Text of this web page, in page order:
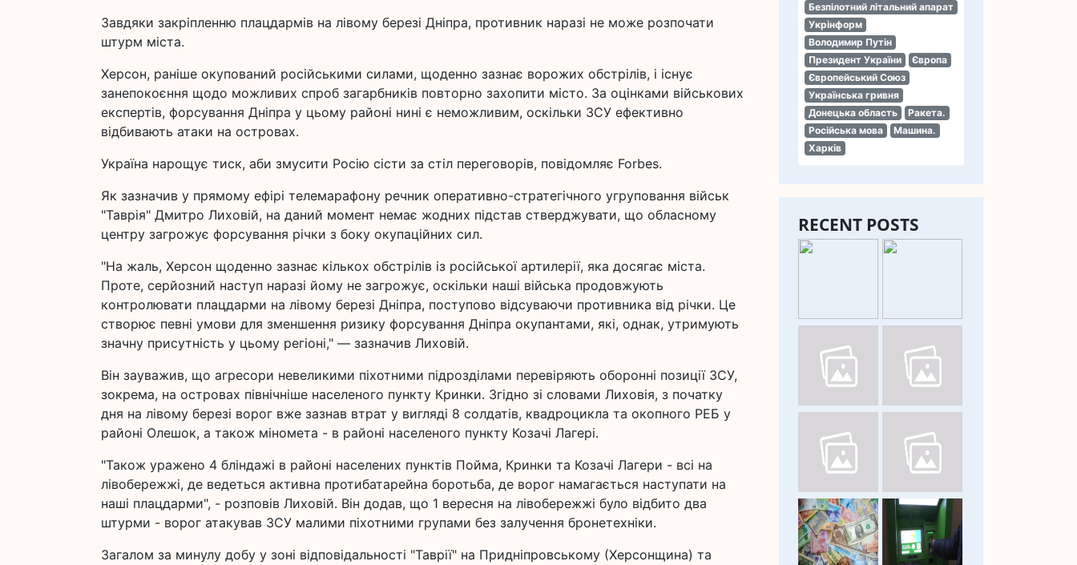
Безпілотний літальний апарат
Укрінформ
Володимир Путін
Президент України
Європа
Європейський Союз
Українська гривня
Донецька область
Ракета.
Російська мова
Машина.
Харків
RECENT POSTS
Завдяки закріпленню плацдармів на лівому березі Дніпра, противник наразі не може розпочати
штурм міста.
Херсон, раніше окупований російськими силами, щоденно зазнає ворожих обстрілів, і існує
занепокоєння щодо можливих спроб загарбників повторно захопити місто. За оцінками військових
експертів, форсування Дніпра у цьому районі нині є неможливим, оскільки ЗСУ ефективно
відбивають атаки на островах.
Україна нарощує тиск, аби змусити Росію сісти за стіл переговорів, повідомляє Forbes.
Як зазначив у прямому ефірі телемарафону речник оперативно-стратегічного угруповання військ
"Таврія" Дмитро Лиховій, на даний момент немає жодних підстав стверджувати, що обласному
центру загрожує форсування річки з боку окупаційних сил.
"На жаль, Херсон щоденно зазнає кількох обстрілів із російської артилерії, яка досягає міста.
Проте, серйозний наступ наразі йому не загрожує, оскільки наші війська продовжують
контролювати плацдарми на лівому березі Дніпра, поступово відсуваючи противника від річки. Це
створює певні умови для зменшення ризику форсування Дніпра окупантами, які, однак, утримують
значну присутність у цьому регіоні," — зазначив Лиховій.
Він зауважив, що агресори невеликими піхотними підрозділами перевіряють оборонні позиції ЗСУ,
зокрема, на островах північніше населеного пункту Кринки. Згідно зі словами Лиховія, з початку
дня на лівому березі ворог вже зазнав втрат у вигляді 8 солдатів, квадроцикла та окопного РЕБ у
районі Олешок, а також міномета - в районі населеного пункту Козачі Лагері.
"Також уражено 4 бліндажі в районі населених пунктів Пойма, Кринки та Козачі Лагери - всі на
лівобережжі, де ведеться активна протибатарейна боротьба, де ворог намагається наступати на
наші плацдарми", - розповів Лиховій. Він додав, що 1 вересня на лівобережжі було відбито два
штурми - ворог атакував ЗСУ малими піхотними групами без залучення бронетехніки.
Загалом за минулу добу у зоні відповідальності "Таврії" на Придніпровському (Херсонщина) та